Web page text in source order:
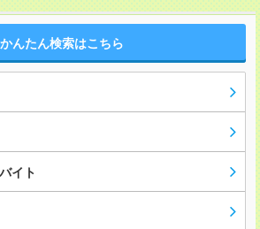
かんたん検索はこちら
イト